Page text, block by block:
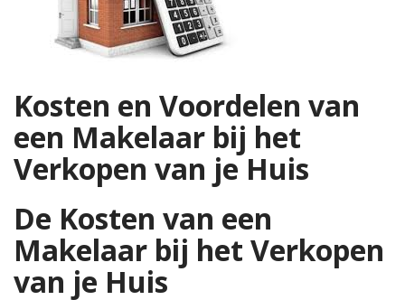
Kosten en Voordelen van
een Makelaar bij het
Verkopen van je Huis
De Kosten van een
Makelaar bij het Verkopen
van je Huis